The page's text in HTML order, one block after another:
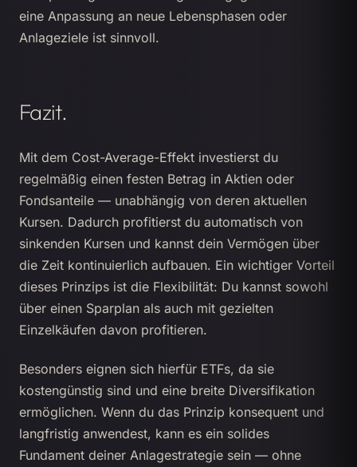
eine Anpassung an neue Lebensphasen oder
Anlageziele ist sinnvoll.
Fazit.
Mit dem Cost-Average-Effekt investierst du
regelmäßig einen festen Betrag in Aktien oder
Fondsanteile — unabhängig von deren aktuellen
Kursen. Dadurch profitierst du automatisch von
sinkenden Kursen und kannst dein Vermögen über
die Zeit kontinuierlich aufbauen. Ein wichtiger Vorteil
dieses Prinzips ist die Flexibilität: Du kannst sowohl
über einen Sparplan als auch mit gezielten
Einzelkäufen davon profitieren.
Besonders eignen sich hierfür ETFs, da sie
kostengünstig sind und eine breite Diversifikation
ermöglichen. Wenn du das Prinzip konsequent und
langfristig anwendest, kann es ein solides
Fundament deiner Anlagestrategie sein — ohne